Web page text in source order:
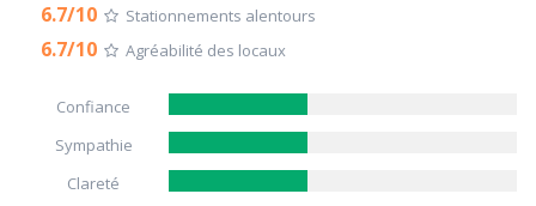
6.7/10 Stationnements alentours
6.7/10 Agréabilité des locaux
Confiance
Sympathie
Clareté